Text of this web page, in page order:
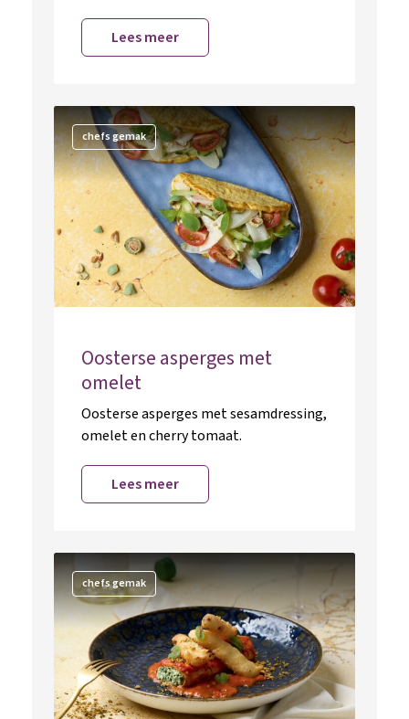
Lees meer
chefs gemak
Oosterse asperges met
omelet
Oosterse asperges met sesamdressing,
omelet en cherry tomaat.
Lees meer
chefs gemak